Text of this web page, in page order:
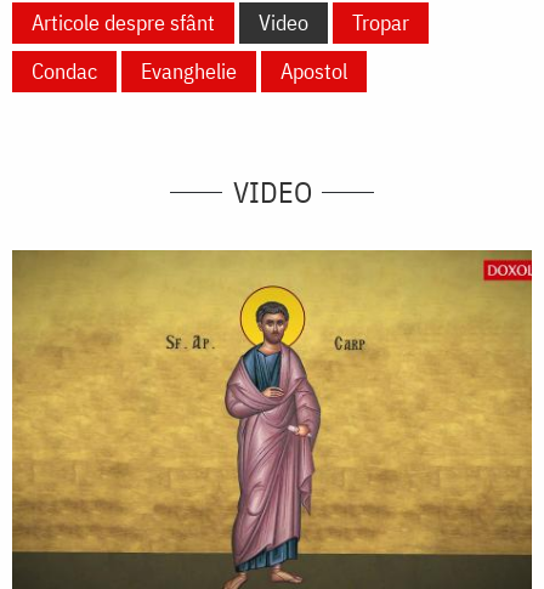
Articole despre sfânt
Video
Tropar
Condac
Evanghelie Apostol
VIDEO